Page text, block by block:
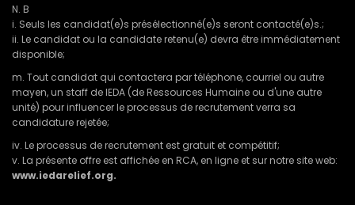
N. B
i. Seuls les candidat(e)s présélectionné(e)s seront contacté(e)s.;
ii. Le candidat ou la candidate retenu(e) devra être immédiatement
disponible;
m. Tout candidat qui contactera par téléphone, courriel ou autre
mayen, un staff de IEDA (de Ressources Humaine ou d'une autre
unité) pour influencer le processus de recrutement verra sa
candidature rejetée;
iv. Le processus de recrutement est gratuit et compétitif;
v. La présente offre est affichée en RCA, en ligne et sur notre site web:
www.iedarelief.org.